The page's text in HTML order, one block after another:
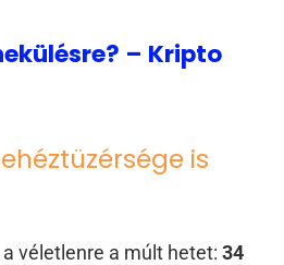
– Kripto
is
véletlenre a múlt hetet: 34